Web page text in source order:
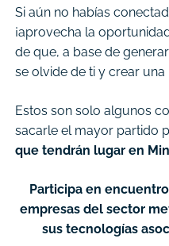
Si aún no habías
¡aprovecha la
de que, a base de
se olvide de ti y crear
Estos son solo algunos
sacarle el mayor partido
que tendrán lugar en
Participa en
empresas del sector
sus tecnologías